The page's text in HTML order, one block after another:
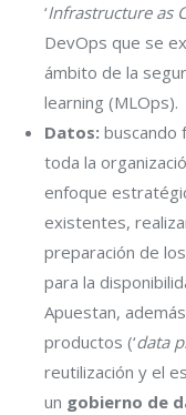
‘Infrastructure as
DevOps que se
ámbito de la
learning (MLOps).
Datos: buscando
toda la
enfoque
existentes,
preparación de
para la
Apuestan,
productos (‘data
reutilización y el
un gobierno de